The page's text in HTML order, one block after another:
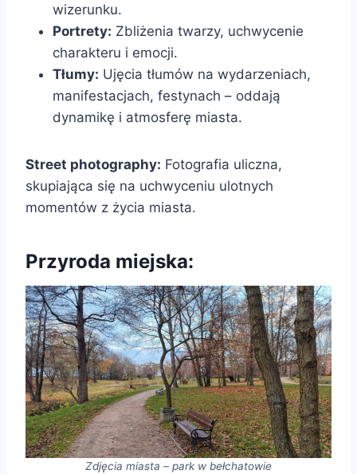
wizerunku.
Portrety: Zbliżenia twarzy, uchwycenie
charakteru i emocji.
Tłumy: Ujęcia tłumów na wydarzeniach,
manifestacjach, festynach – oddają
dynamikę i atmosferę miasta.
Street photography: Fotografia uliczna,
skupiająca się na uchwyceniu ulotnych
momentów z życia miasta.
Przyroda miejska:
Zdjęcia miasta – park w bełchatowie